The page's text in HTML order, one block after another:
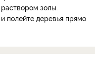
золы.
полейте деревья прямо